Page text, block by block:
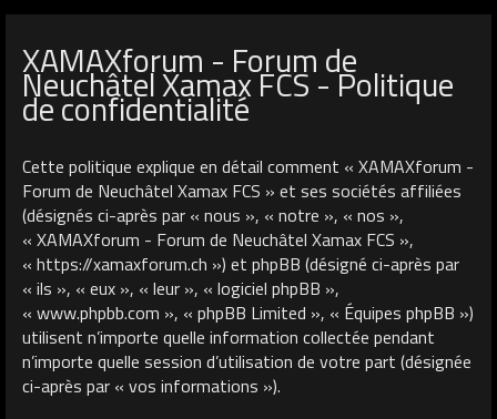
XAMAXforum - Forum de
Neuchâtel Xamax FCS - Politique
de confidentialité
Cette politique explique en détail comment « XAMAXforum -
Forum de Neuchâtel Xamax FCS » et ses sociétés affiliées
(désignés ci-après par « nous », « notre », « nos »,
« XAMAXforum - Forum de Neuchâtel Xamax FCS »,
« https://xamaxforum.ch ») et phpBB (désigné ci-après par
« ils », « eux », « leur », « logiciel phpBB »,
« www.phpbb.com », « phpBB Limited », « Équipes phpBB »)
utilisent n’importe quelle information collectée pendant
n’importe quelle session d’utilisation de votre part (désignée
ci-après par « vos informations »).